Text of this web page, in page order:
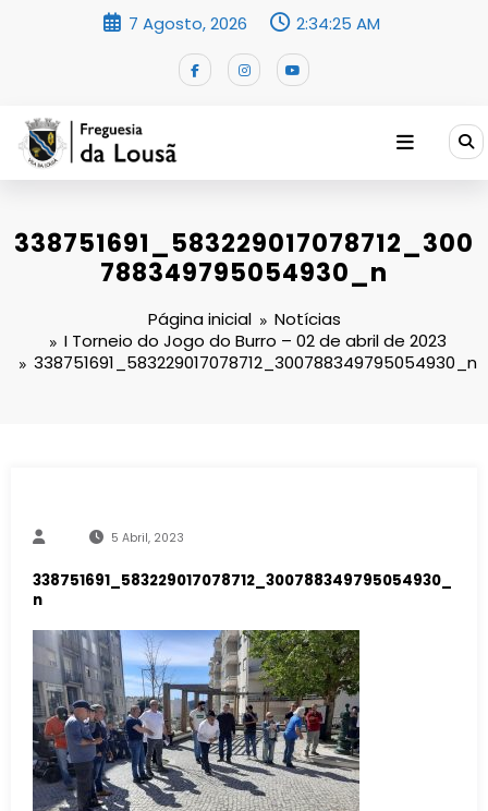
7 Agosto, 2026 2:34:26 AM
338751691_583229017078712_300
788349795054930_n
Página inicial
Notícias
I Torneio do Jogo do Burro – 02 de abril de 2023
338751691_583229017078712_300788349795054930_n
5 Abril, 2023
338751691_583229017078712_300788349795054930_
n